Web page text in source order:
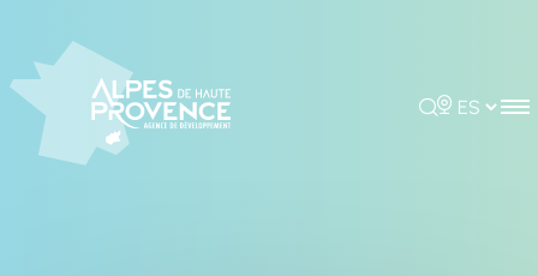
Rechercher
Choisir la